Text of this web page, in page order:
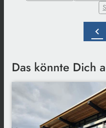
chevron_left
Das könnte Dich